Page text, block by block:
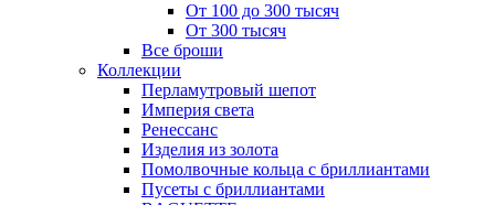
От 100 до 300 тысяч
От 300 тысяч
Все броши
Коллекции
Перламутровый шепот
Империя света
Ренессанс
Изделия из золота
Помолвочные кольца с бриллиантами
Пусеты с бриллиантами